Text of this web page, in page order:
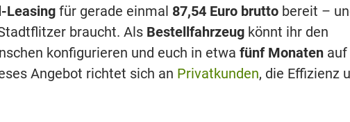
Leasing für gerade einmal 87,54 Euro brutto bereit –
braucht. Als Bestellfahrzeug könnt ihr den
konfigurieren und euch in etwa fünf Monaten auf
Angebot richtet sich an Privatkunden, die Effizienz